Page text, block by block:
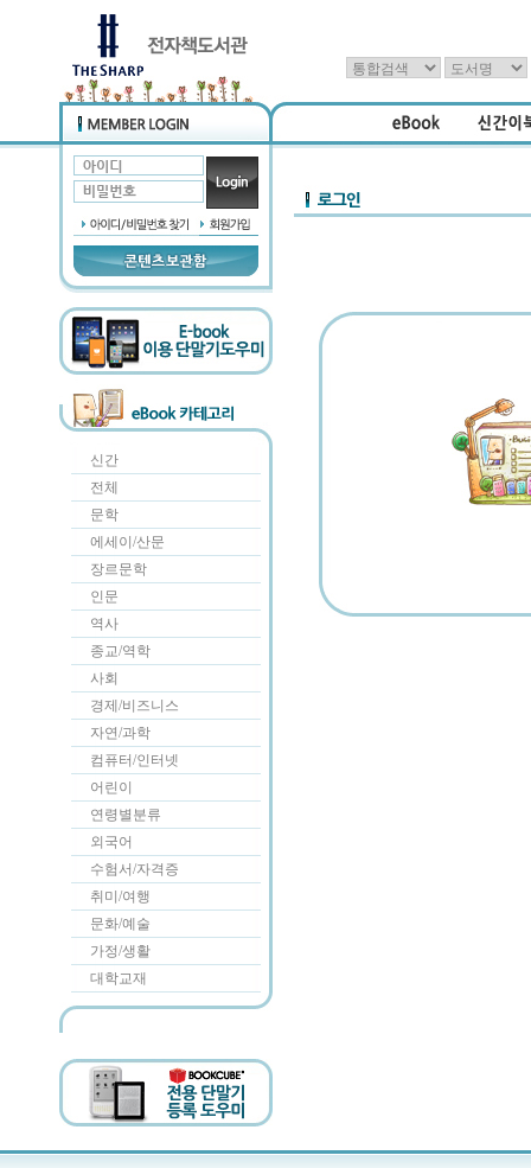
신간
전체
문학
에세이/산문
장르문학
인문
역사
종교/역학
사회
경제/비즈니스
자연/과학
컴퓨터/인터넷
어린이
연령별분류
외국어
수험서/자격증
취미/여행
문화/예술
가정/생활
대학교재